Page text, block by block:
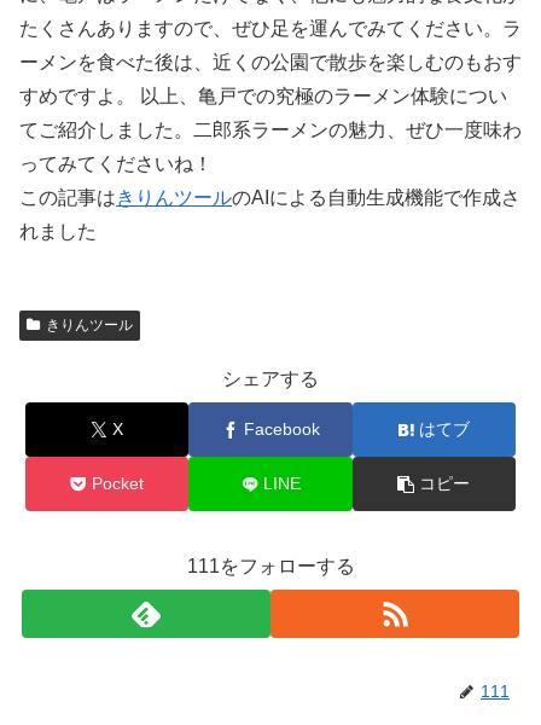
たくさんありますので、ぜひ足を運んでみてください。ラ
ーメンを食べた後は、近くの公園で散歩を楽しむのもおす
すめですよ。 以上、亀戸での究極のラーメン体験につい
てご紹介しました。二郎系ラーメンの魅力、ぜひ一度味わ
ってみてくださいね！
この記事はきりんツールのAIによる自動生成機能で作成さ
れました
きりんツール
シェアする
X Facebook はてブ
Pocket LINE コピー
111をフォローする
111